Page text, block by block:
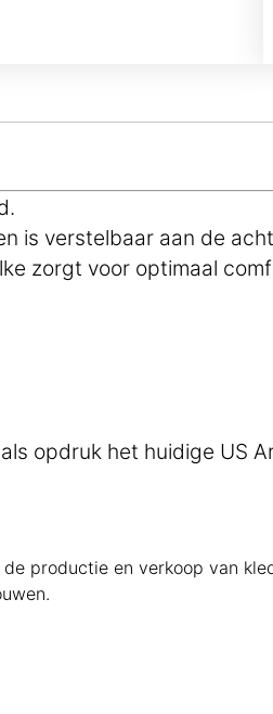
is verstelbaar aan de
zorgt voor optimaal
opdruk het huidige US
productie en verkoop van